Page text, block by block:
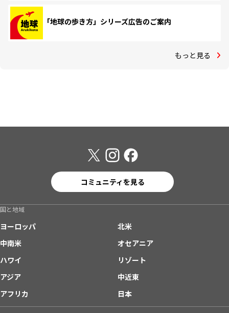
「地球の歩き方」シリーズ広告のご案内
もっと見る
コミュニティを見る
国と地域
ヨーロッパ
北米
中南米
オセアニア
ハワイ
リゾート
アジア
中近東
アフリカ
日本